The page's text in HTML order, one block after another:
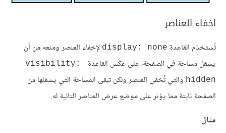
اخفاء العناصر
تُستخدَم القاعدة display: none لإخفاء العنصر ومنعه من أن
يشغل مساحة في الصفحة، على عكس القاعدة
visibility:
hidden والتي تُخفي العنصر ولكن تبقى المساحة التي يشغلها من
الصفحة ثابتة مما يؤثر على موضع عرض العناصر التالية له.
مثال